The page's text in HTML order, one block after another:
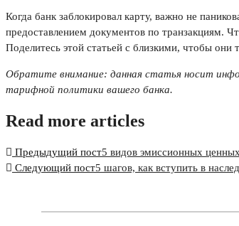
Когда банк заблокировал карту, важно не
предоставлением документов по транзакциям.
Поделитесь этой статьей с близкими, чтобы они
Обратите внимание: данная статья носит
тарифной политики вашего банка.
Read more articles
Предыдущий пост5 видов эмиссионных
Следующий пост5 шагов, как вступить в